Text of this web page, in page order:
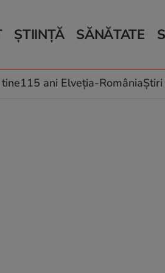
ȘTIINȚĂ
Schimbări climatice
SĂNĂTATE
Relații
Rețete culinare
115 ani Elveția-România